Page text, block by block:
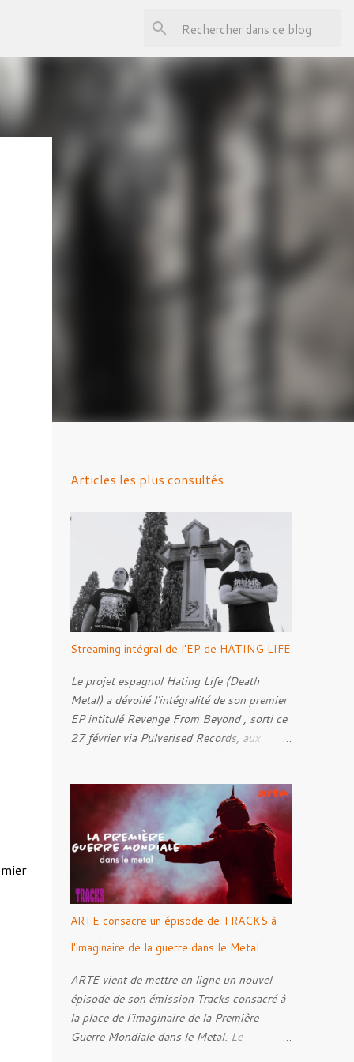
Articles les plus consultés
Streaming intégral de l'EP de HATING LIFE
Le projet espagnol Hating Life (Death
Metal) a dévoilé l'intégralité de son premier
EP intitulé Revenge From Beyond , sorti ce
27 février via Pulverised Records, aux
et mixé par Santi et l'artwork a été réalisé
par Luxi Lahtinen. Tracklist: 01. Into The
Grave 02. The Eternal Embrace 03. A
Somber Night 04. Rebellion Against The
Vile 05. Revenge From Beyond 06. The
Sense Of Fear
ARTE consacre un épisode de TRACKS à
l'imaginaire de la guerre dans le Metal
ARTE vient de mettre en ligne un nouvel
épisode de son émission Tracks consacré à
la place de l'imaginaire de la Première
Guerre Mondiale dans le Metal. Le